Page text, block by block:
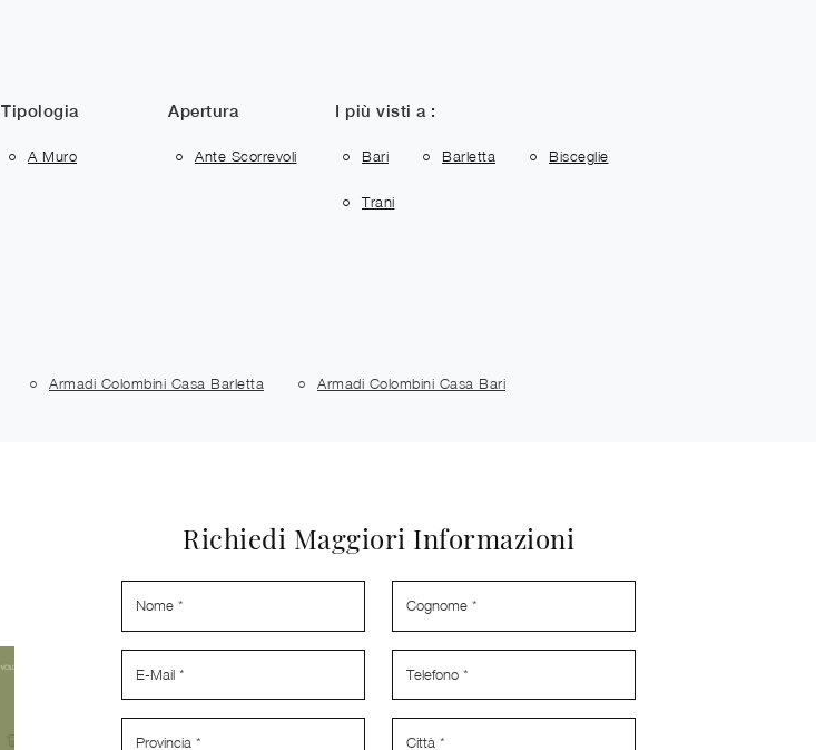
Tipologia
A Muro
Apertura
Ante Scorrevoli
I più visti a :
Bari Barletta Bisceglie
Trani
Armadi Colombini Casa Barletta Armadi Colombini Casa Bari
Richiedi Maggiori Informazioni